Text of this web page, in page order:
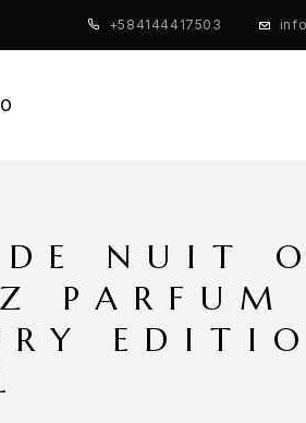
+584144417503
NUIT
PARFUM